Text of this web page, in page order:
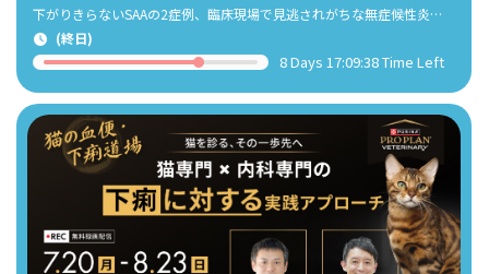
下がりきらないSAAの2症例、臨床現場で見逃されがちな無症候性炎症とSAAの役割
(終日)
8 Days 17:09:36 Time Left